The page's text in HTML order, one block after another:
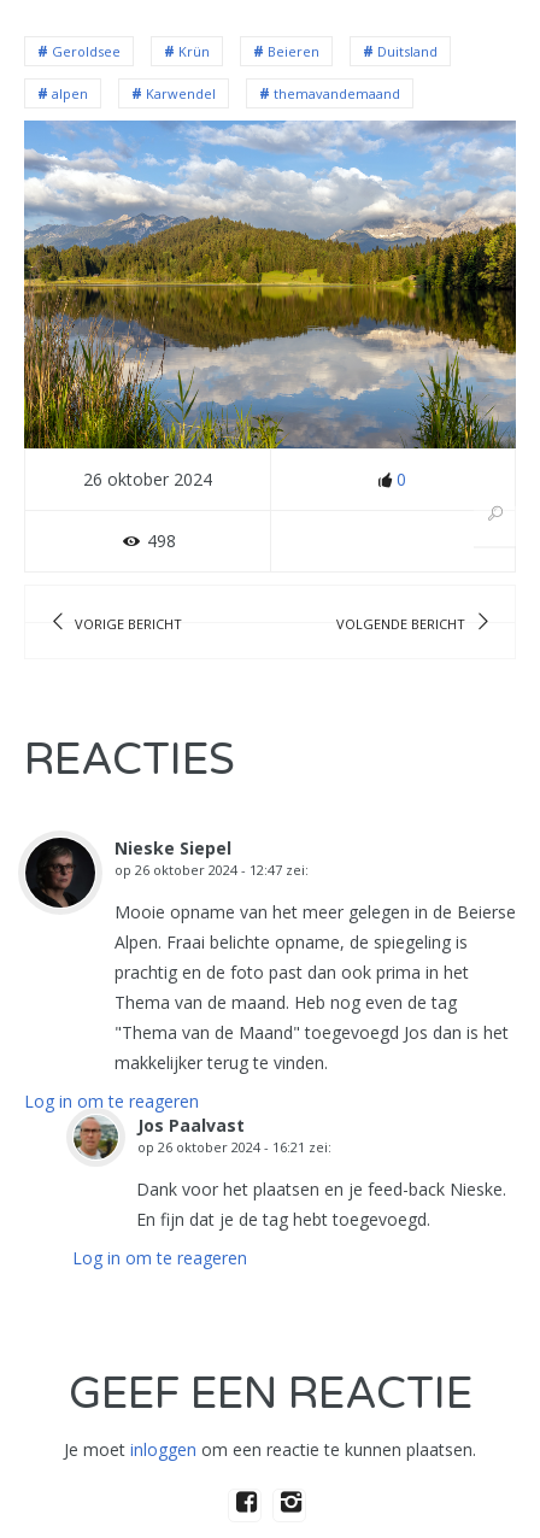
Geroldsee Krün Beieren Duitsland
alpen Karwendel themavandemaand
26 oktober 2024 0
498
VORIGE BERICHT VOLGENDE BERICHT
REACTIES
Nieske Siepel
op 26 oktober 2024 - 12:47 zei:
Mooie opname van het meer gelegen in de Beierse
Alpen. Fraai belichte opname, de spiegeling is
prachtig en de foto past dan ook prima in het
Thema van de maand. Heb nog even de tag
"Thema van de Maand" toegevoegd Jos dan is het
makkelijker terug te vinden.
Log in om te reageren
Jos Paalvast
op 26 oktober 2024 - 16:21 zei:
Dank voor het plaatsen en je feed-back Nieske.
En fijn dat je de tag hebt toegevoegd.
Log in om te reageren
GEEF EEN REACTIE
Je moet inloggen om een reactie te kunnen plaatsen.